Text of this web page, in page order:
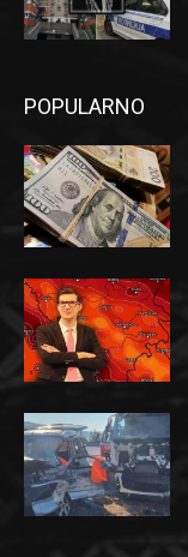
POPULARNO